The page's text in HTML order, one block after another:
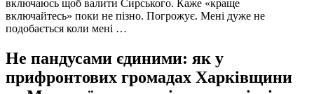
включаюсь щоб валити Сирського. Каже «краще
включайтесь» поки не пізно. Погрожує. Мені дуже не
подобається коли мені …
Не пандусами єдиними: як у
прифронтових громадах Харківщини